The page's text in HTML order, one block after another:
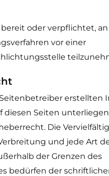
oder verpflichtet, an
vor einer
erstellten
diesen Seiten
Die
und jede Art
der Grenzen des
bedürfen der